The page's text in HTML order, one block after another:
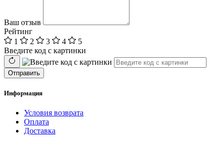
Ваш отзыв
Рейтинг
1
2 3 4
5
Введите код с картинки
Отправить
Информация
Условия возврата
Оплата
Доставка